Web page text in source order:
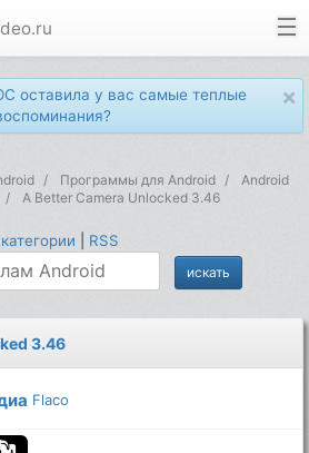
×
оставила у вас самые теплые
Программы для Android
Android
A Better Camera Unlocked 3.46
категории RSS
3.46
Flaco